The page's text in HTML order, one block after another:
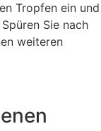
Tropfen ein und
Sie nach
weiteren